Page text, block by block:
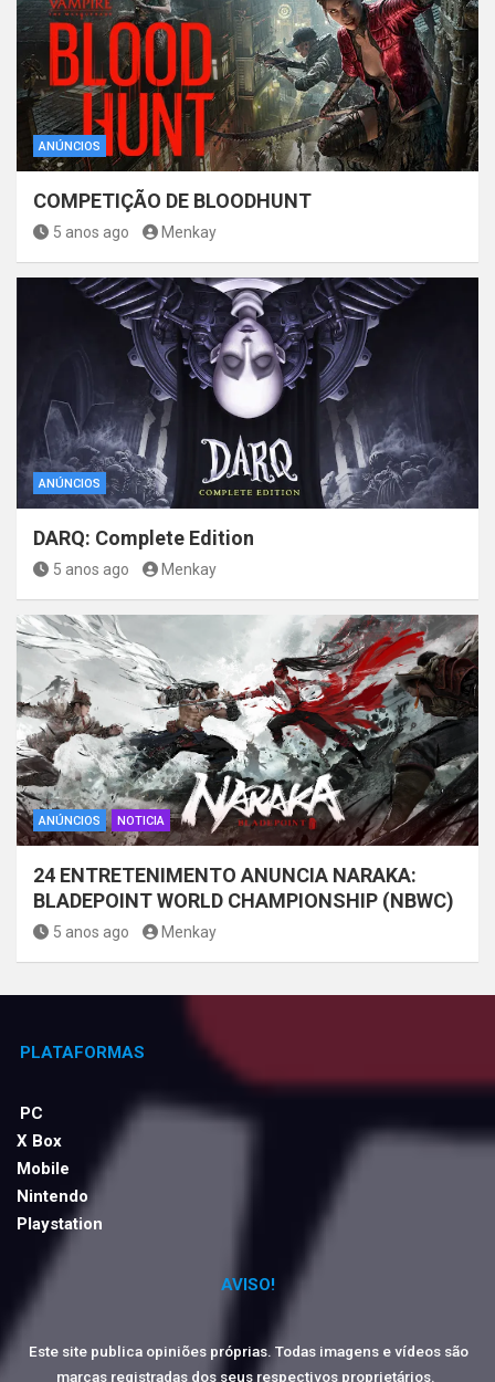
ANÚNCIOS
COMPETIÇÃO DE BLOODHUNT
5 anos ago Menkay
ANÚNCIOS
DARQ: Complete Edition
5 anos ago Menkay
ANÚNCIOS NOTICIA
24 ENTRETENIMENTO ANUNCIA NARAKA:
BLADEPOINT WORLD CHAMPIONSHIP (NBWC)
5 anos ago Menkay
PLATAFORMAS
PC
X Box
Mobile
Nintendo
Playstation
AVISO!
Este site publica opiniões próprias. Todas imagens e vídeos são
marcas registradas dos seus respectivos proprietários.